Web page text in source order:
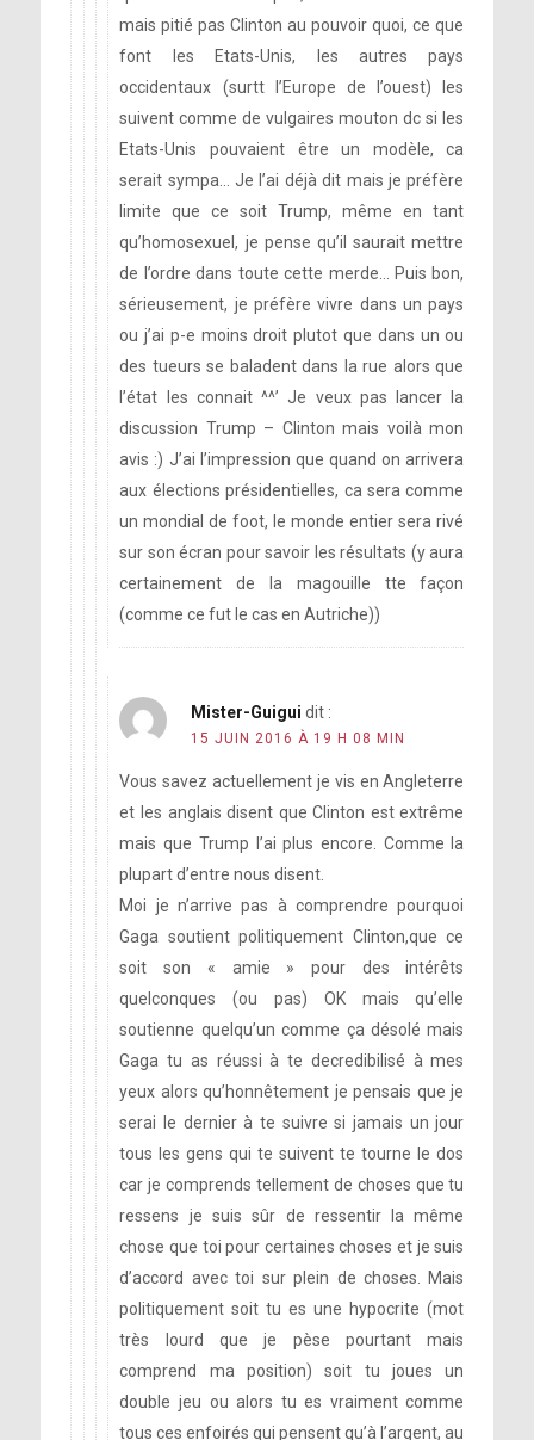
mais pitié pas Clinton au pouvoir quoi, ce que
font les Etats-Unis, les autres pays
occidentaux (surtt l’Europe de l’ouest) les
suivent comme de vulgaires mouton dc si les
Etats-Unis pouvaient être un modèle, ca
serait sympa… Je l’ai déjà dit mais je préfère
limite que ce soit Trump, même en tant
qu’homosexuel, je pense qu’il saurait mettre
de l’ordre dans toute cette merde… Puis bon,
sérieusement, je préfère vivre dans un pays
ou j’ai p-e moins droit plutot que dans un ou
des tueurs se baladent dans la rue alors que
l’état les connait ^^’ Je veux pas lancer la
discussion Trump – Clinton mais voilà mon
avis :) J’ai l’impression que quand on arrivera
aux élections présidentielles, ca sera comme
un mondial de foot, le monde entier sera rivé
sur son écran pour savoir les résultats (y aura
certainement de la magouille tte façon
(comme ce fut le cas en Autriche))
Mister-Guigui dit :
15 JUIN 2016 À 19 H 08 MIN
Vous savez actuellement je vis en Angleterre
et les anglais disent que Clinton est extrême
mais que Trump l’ai plus encore. Comme la
plupart d’entre nous disent.
Moi je n’arrive pas à comprendre pourquoi
Gaga soutient politiquement Clinton,que ce
soit son « amie » pour des intérêts
quelconques (ou pas) OK mais qu’elle
soutienne quelqu’un comme ça désolé mais
Gaga tu as réussi à te decredibilisé à mes
yeux alors qu’honnêtement je pensais que je
serai le dernier à te suivre si jamais un jour
tous les gens qui te suivent te tourne le dos
car je comprends tellement de choses que tu
ressens je suis sûr de ressentir la même
chose que toi pour certaines choses et je suis
d’accord avec toi sur plein de choses. Mais
politiquement soit tu es une hypocrite (mot
très lourd que je pèse pourtant mais
comprend ma position) soit tu joues un
double jeu ou alors tu es vraiment comme
tous ces enfoirés qui pensent qu’à l’argent, au